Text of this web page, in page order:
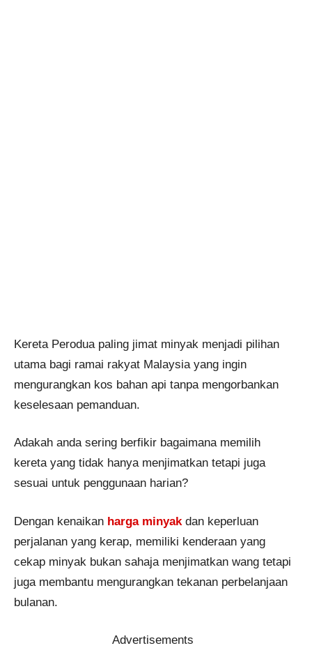
Kereta Perodua paling jimat minyak​ menjadi pilihan
utama bagi ramai rakyat Malaysia yang ingin
mengurangkan kos bahan api tanpa mengorbankan
keselesaan pemanduan.
Adakah anda sering berfikir bagaimana memilih
kereta yang tidak hanya menjimatkan tetapi juga
sesuai untuk penggunaan harian?
Dengan kenaikan harga minyak dan keperluan
perjalanan yang kerap, memiliki kenderaan yang
cekap minyak bukan sahaja menjimatkan wang tetapi
juga membantu mengurangkan tekanan perbelanjaan
bulanan.
Advertisements